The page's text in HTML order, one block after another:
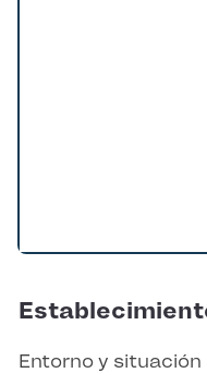
Entorno y